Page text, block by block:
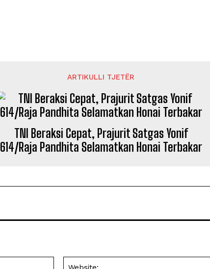
ARTIKULLI TJETËR
TNI Beraksi Cepat, Prajurit Satgas Yonif
614/Raja Pandhita Selamatkan Honai Terbakar